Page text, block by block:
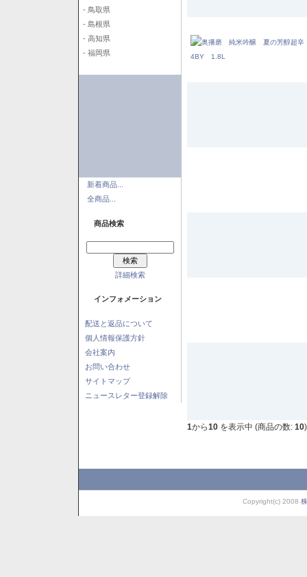
- 鳥取県
- 島根県
- 高知県
- 福岡県
新着商品...
全商品...
商品検索
詳細検索
インフォメーション
配送と返品について
個人情報保護方針
会社案内
お問い合わせ
サイトマップ
ニュースレター登録解除
1から10 を表示中 (商品の数: 10)
Copyright(c) 2008